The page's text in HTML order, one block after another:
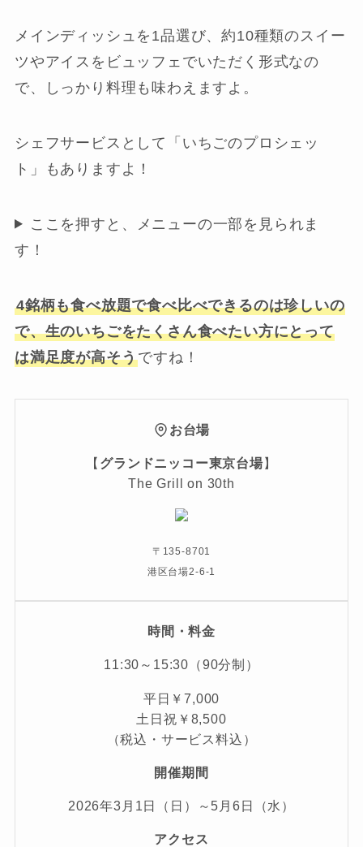
メインディッシュを1品選び、約10種類のスイー
ツやアイスをビュッフェでいただく形式なの
で、しっかり料理も味わえますよ。
シェフサービスとして「いちごのプロシェッ
ト」もありますよ！
ここを押すと、メニューの一部を見られま
す！
4銘柄も食べ放題で食べ比べできるのは珍しいの
で、生のいちごをたくさん食べたい方にとって
は満足度が高そうですね！
お台場
【 グランドニッコー東京台場】
The Grill on 30th
〒135-8701
港区台場2-6-1
時間・料金
11:30～15:30（90分制）
平日￥7,000
土日祝￥8,500
（税込・サービス料込）
開催期間
2026年3月1日（日）～5月6日（水）
アクセス